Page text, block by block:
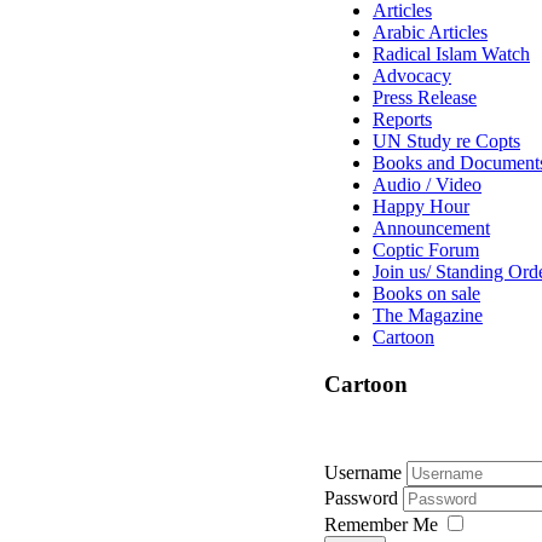
Articles
Arabic Articles
Radical Islam Watch
Advocacy
Press Release
Reports
UN Study re Copts
Books and
Audio / Video
Happy Hour
Announcement
Coptic Forum
Join us/ Standing
Books on sale
The Magazine
Cartoon
Cartoon
Username
Password
Remember Me